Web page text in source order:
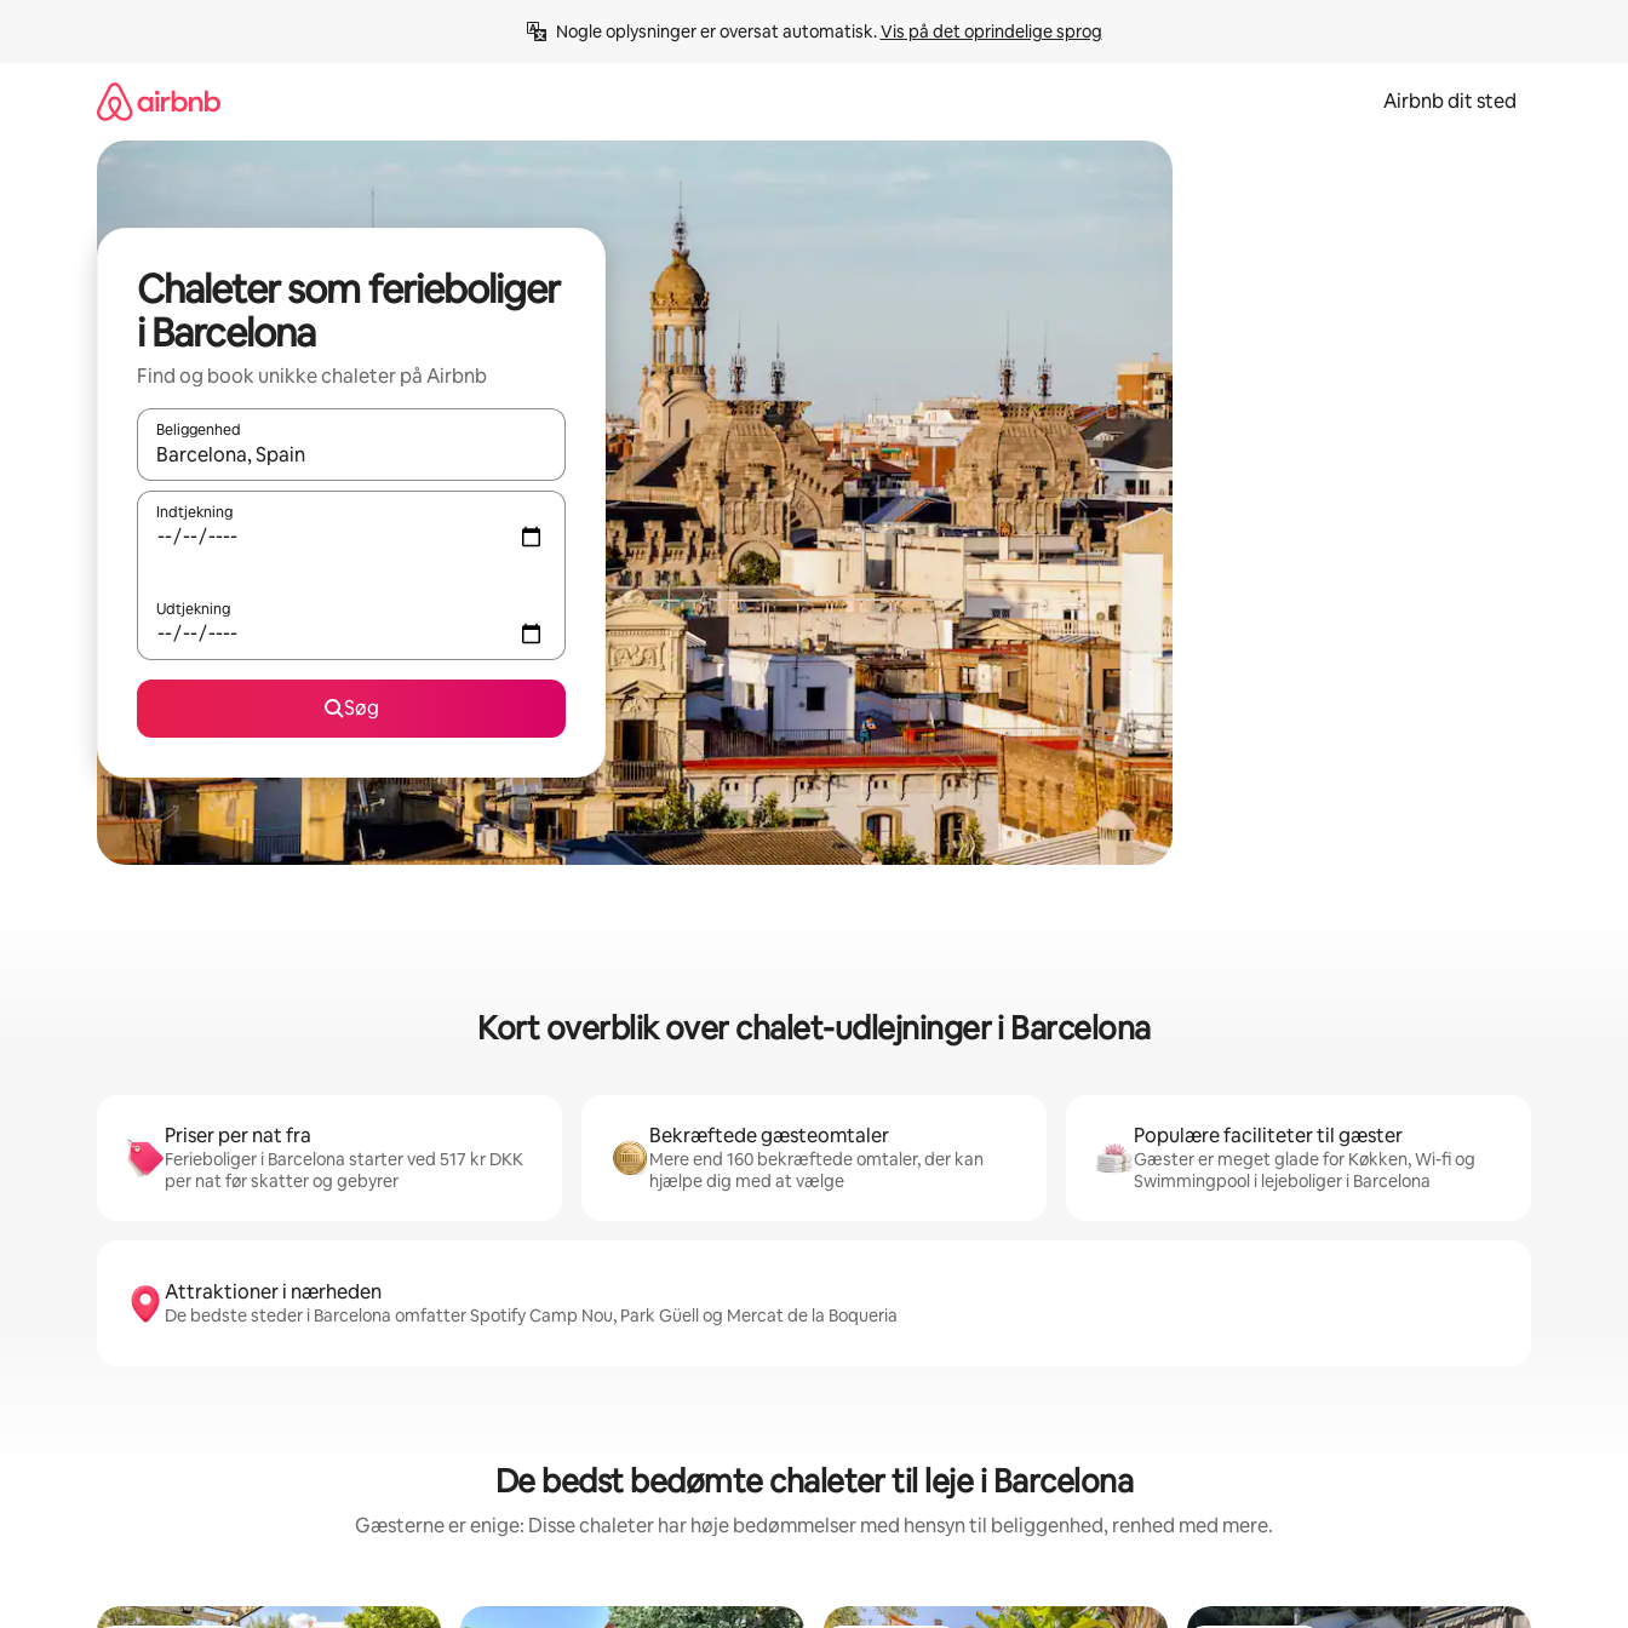
Nogle oplysninger er oversat automatisk. Vis på det oprindelige sprog
Airbnb dit sted
Chaleter som ferieboliger
i Barcelona
Find og book unikke chaleter på Airbnb
Beliggenhed
Når resultaterne er tilgængelige, skal du navigere med piletasterne op og ned eller se mere ved at trykke eller stryge.
Indtjekning
Udtjekning
Søg
Kort overblik over chalet-udlejninger i Barcelona
Priser per nat fra
Ferieboliger i Barcelona starter ved 517 kr DKK
per nat før skatter og gebyrer
Bekræftede gæsteomtaler
Mere end 160 bekræftede omtaler, der kan
hjælpe dig med at vælge
Populære faciliteter til gæster
Gæster er meget glade for Køkken, Wi-fi og
Swimmingpool i lejeboliger i Barcelona
Attraktioner i nærheden
De bedste steder i Barcelona omfatter Spotify Camp Nou, Park Güell og Mercat de la Boqueria
De bedst bedømte chaleter til leje i Barcelona
Gæsterne er enige: Disse chaleter har høje bedømmelser med hensyn til beliggenhed, renhed med mere.